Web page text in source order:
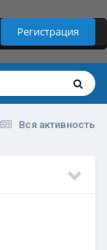
Регистрация
Вся активность